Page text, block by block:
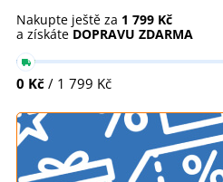
Nakupte ještě za 1 799 Kč
a získáte DOPRAVU ZDARMA
0 Kč / 1 799 Kč